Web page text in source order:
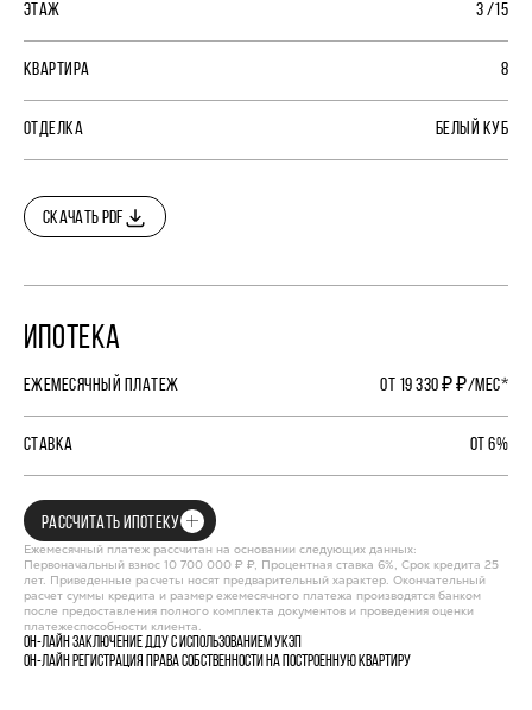
ЭТАЖ 3 /15
КВАРТИРА 8
ОТДЕЛКА БЕЛЫЙ КУБ
СКАЧАТЬ PDF
ИПОТЕКА
ЕЖЕМЕСЯЧНЫЙ ПЛАТЕЖ ОТ 19 330 ₽ ₽/МЕС*
СТАВКА ОТ 6%
РАССЧИТАТЬ ИПОТЕКУ
Ежемесячный платеж рассчитан на основании следующих данных:
Первоначальный взнос 10 700 000 ₽ ₽, Процентная ставка 6%, Срок кредита 25
лет. Приведенные расчеты носят предварительный характер. Окончательный
расчет суммы кредита и размер ежемесячного платежа производятся банком
после предоставления полного комплекта документов и проведения оценки
платежеспособности клиента.
Он-лайн заключение ДДУ с использованием УКЭП
Он-лайн регистрация права собственности на построенную квартиру